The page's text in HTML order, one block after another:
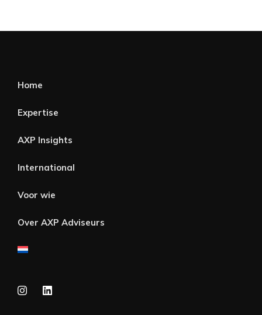
Home
Expertise
AXP Insights
International
Voor wie
Over AXP Adviseurs